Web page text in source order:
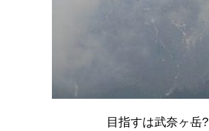
目指すは武奈ヶ岳?